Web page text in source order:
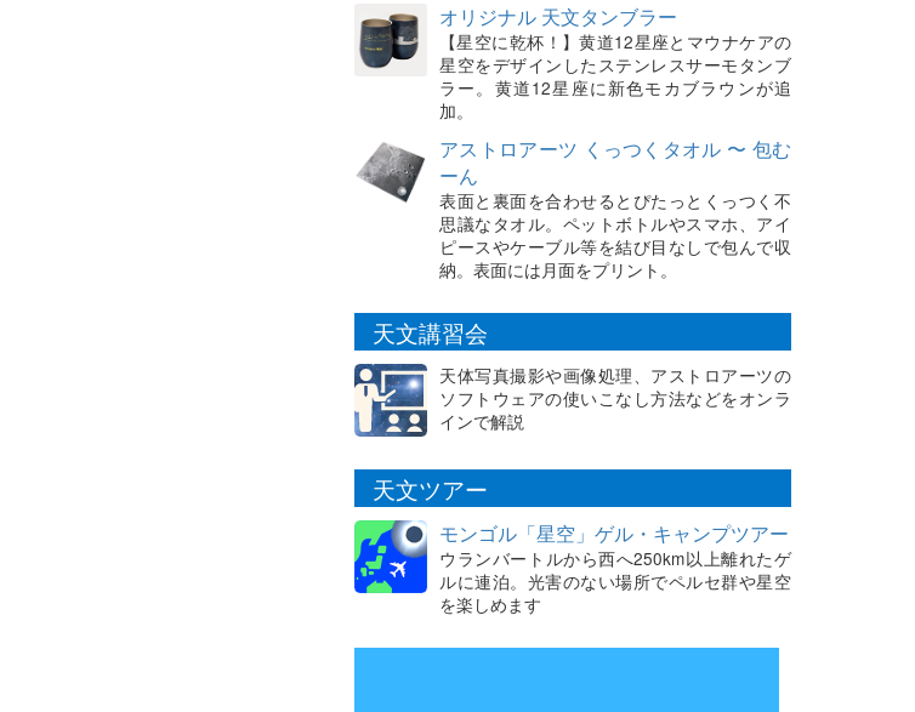
オリジナル 天文タンブラー
【星空に乾杯！】黄道12星座とマウナケアの
星空をデザインしたステンレスサーモタンブ
ラー。黄道12星座に新色モカブラウンが追
加。
アストロアーツ くっつくタオル 〜 包む
ーん
表面と裏面を合わせるとぴたっとくっつく不
思議なタオル。ペットボトルやスマホ、アイ
ピースやケーブル等を結び目なしで包んで収
納。表面には月面をプリント。
天文講習会
天体写真撮影や画像処理、アストロアーツの
ソフトウェアの使いこなし方法などをオンラ
インで解説
天文ツアー
モンゴル「星空」ゲル・キャンプツアー
ウランバートルから西へ250km以上離れたゲ
ルに連泊。光害のない場所でペルセ群や星空
を楽しめます